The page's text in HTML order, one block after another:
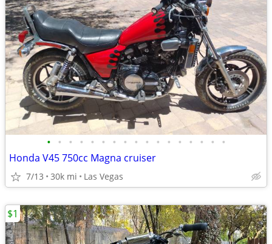
• • • • • • • • • • • • • • • • •
Honda V45 750cc Magna cruiser
7/13 30k mi Las Vegas
$1